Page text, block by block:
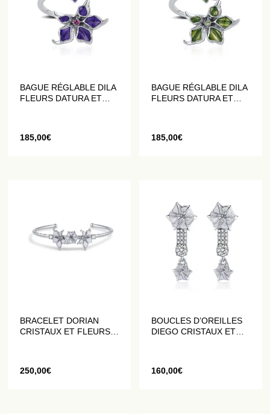
BAGUE RÉGLABLE DILA
FLEURS DATURA ET
185,00€
BAGUE RÉGLABLE DILA
FLEURS DATURA ET
185,00€
BRACELET DORIAN
CRISTAUX ET FLEURS
250,00€
BOUCLES D’OREILLES
DIEGO CRISTAUX ET
160,00€